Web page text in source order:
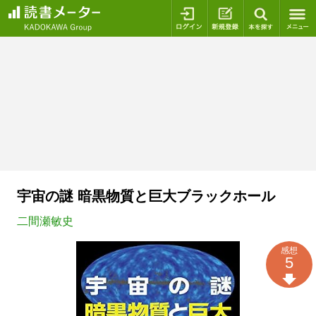
ログイン 新規登録
宇宙の謎 暗黒物質と巨大ブラックホール
二間瀬敏史
感想
5